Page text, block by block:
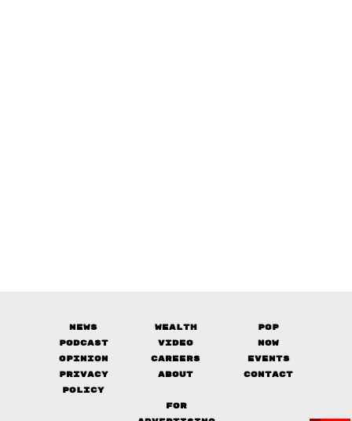
News Wealth
Pop
Podcast
Video
Now
Opinion
Careers
Events
Privacy
Policy
About Contact
FOR